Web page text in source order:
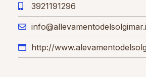
3921191296
http://